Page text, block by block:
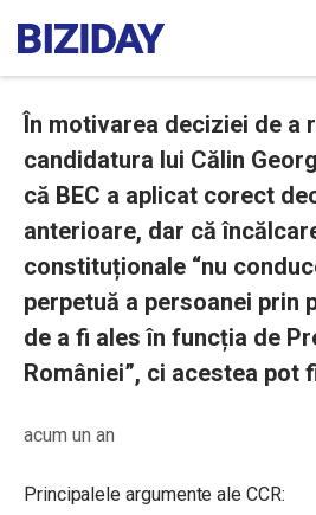
În motivarea deciziei de a
candidatura lui Călin
că BEC a aplicat corect
anterioare, dar că
constituționale “nu
perpetuă a persoanei prin
de a fi ales în funcția de
României”, ci acestea pot
acum un an
Principalele argumente ale CCR: